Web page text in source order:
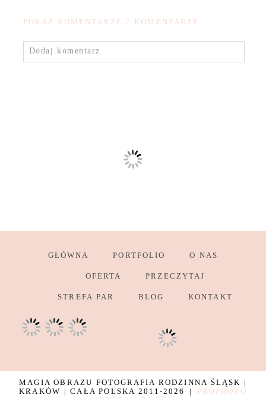
POKAŻ KOMENTARZE 2 KOMENTARZE
Dodaj komentarz
GŁÓWNA PORTFOLIO O NAS
OFERTA PRZECZYTAJ
STREFA PAR BLOG KONTAKT
MAGIA OBRAZU FOTOGRAFIA RODZINNA ŚLĄSK |
KRAKÓW | CAŁA POLSKA 2011-2026
|
PROPHOTO